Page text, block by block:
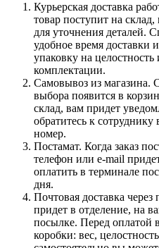
Курьерская доставка
товар поступит на склад,
для уточнения деталей.
удобное время доставки
упаковку на целостность
комплектации.
Самовывоз из магазина.
выбора появится в
склад, вам придет
обратитесь к сотруднику
номер.
Постамат. Когда заказ
телефон или e-mail
оплатить в терминале
дня.
Почтовая доставка через
придет в отделение, на
посылке. Перед оплатой
коробки: вес,